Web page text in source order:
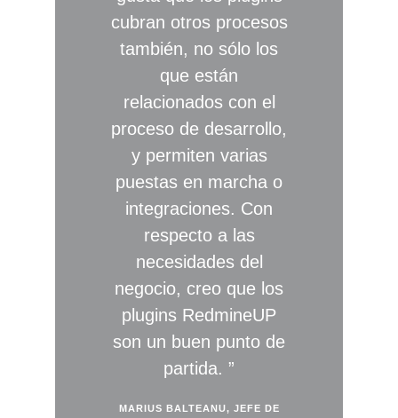
cubran otros procesos
también, no sólo los
que están
relacionados con el
proceso de desarrollo,
y permiten varias
puestas en marcha o
integraciones. Con
respecto a las
necesidades del
negocio, creo que los
plugins RedmineUP
son un buen punto de
partida.
MARIUS BALTEANU, JEFE DE